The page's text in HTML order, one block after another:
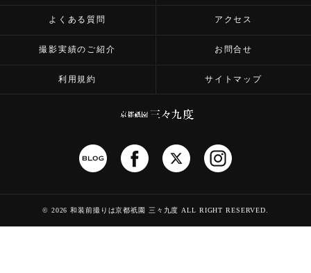
よくある質問 アクセス
撮影実績のご紹介 お問合せ
利用規約 サイトマップ
© 2026 和装前撮りは京都祇園 三々九度 ALL RIGHT RESERVED.